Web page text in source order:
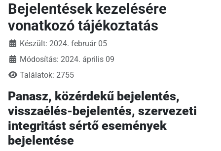
Bejelentések kezelésére
vonatkozó tájékoztatás
Készült: 2024. február 05
Módosítás: 2024. április 09
Találatok: 2755
Panasz, közérdekű bejelentés,
visszaélés-bejelentés, szervezeti
integritást sértő események
bejelentése